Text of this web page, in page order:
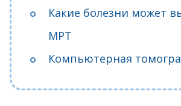
Какие болезни может
МРТ
Компьютерная